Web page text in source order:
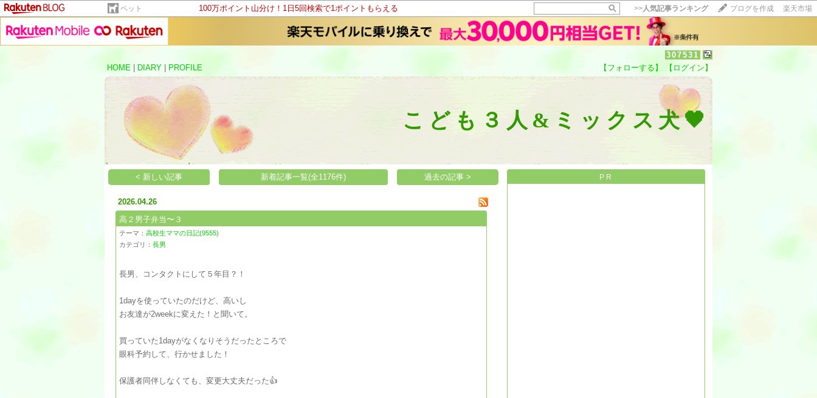
ペット 100万ポイント山分け！1日5回検索で1ポイントもらえる >>人気記事ランキング ブログを作成 楽天市場
307531
HOME
DIARY PROFILE 【フォローする】 【ログイン】
こども３人&ミックス犬🖤
15記事にいいね！で1ポイント
いいね!
< 新しい記事 新着記事一覧(全1176件) 過去の記事 >
2026.04.26
高２男子弁当〜３
テーマ：高校生ママの日記(9555)
カテゴリ：長男
長男、コンタクトにして５年目？！
1dayを使っていたのだけど、高いし
お友達が2weekに変えた！と聞いて。
買っていた1dayがなくなりそうだったところで
眼科予約して、行かせました！
保護者同伴しなくても、変更大丈夫だった👍
PR